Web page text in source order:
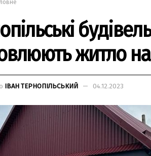
житло
ІВАН ТЕРНОПІЛЬСЬКИЙ 04.12.2023